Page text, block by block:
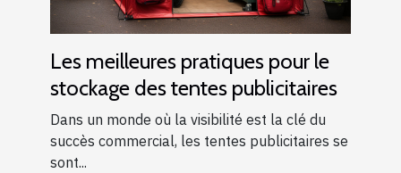
Les meilleures pratiques pour le
stockage des tentes publicitaires
Dans un monde où la visibilité est la clé du
succès commercial, les tentes publicitaires se
sont...